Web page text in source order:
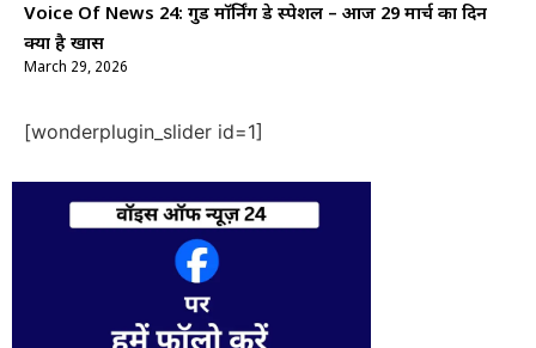
Voice Of News 24: गुड माॅर्निंग डे स्पेशल – आज 29 मार्च का दिन
क्यों है खास
March 29, 2026
[wonderplugin_slider id=1]